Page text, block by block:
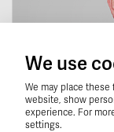
We use
We may place
website, show
experience. For
settings.